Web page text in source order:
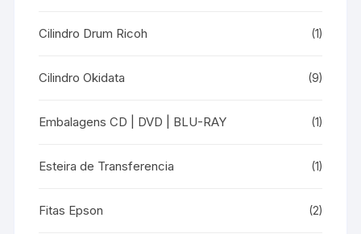
Cilindro Drum Ricoh (1)
Cilindro Okidata (9)
Embalagens CD | DVD | BLU-RAY (1)
Esteira de Transferencia (1)
Fitas Epson (2)